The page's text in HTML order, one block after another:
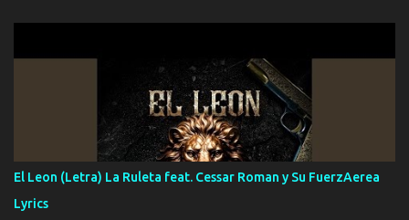
ni tampoco las mujeres porque es platica de grandes por eso hay
que estar alegres doy las instrucciones para atender los deberes
Música Si es que salta algún problema de confianza tengo gente
ahí está el Hombre Cuarenta y también Pariente 7 arreglan
cualquier problema no más es cuestión que ordené NOS HACE
FALTA UN HERMANO DE CLAVE ERA EL 24 SIEMPRE FUE UN
HOMBRE VALIENTE POR ALGO M'URIÓ PELEAND0 SIEMPRE
VIO POR LA FAMILIA PARA QUE SIGA EL LEGADO Es el DOS de
El Leon (Letra) La Ruleta feat. Cessar Roman y Su FuerzAerea
Lyrics